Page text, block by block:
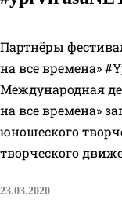
Партнёры
на все времена»
Международная
на все времена»
юношеского
творческого
23.03.2020